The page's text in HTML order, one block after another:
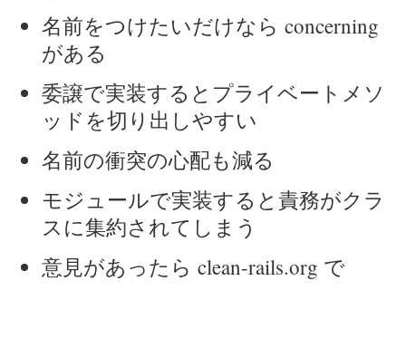
名前をつけたいだけなら concerning
がある
委譲で実装するとプライベートメソ
ッドを切り出しやすい
名前の衝突の心配も減る
モジュールで実装すると責務がクラ
スに集約されてしまう
意見があったら clean-rails.org で